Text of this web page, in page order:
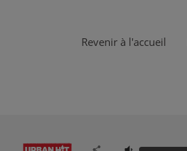
Revenir à l'accueil